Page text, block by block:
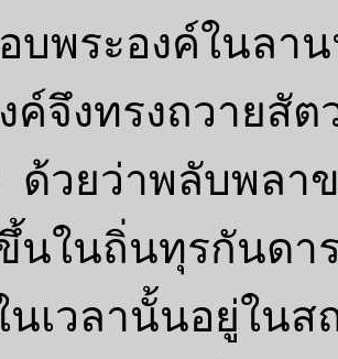
บพระองค์ในลา
ค์จึงทรงถวายสั
ด้วยว่าพลับพลา
นในถิ่นทุรกันดา
นเวลานั้นอยู่ใน